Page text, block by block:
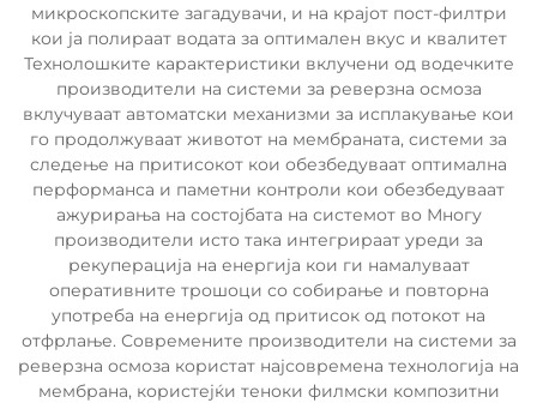
микроскопските загадувачи, и на крајот пост-филтри
кои ја полираат водата за оптимален вкус и квалитет
Технолошките карактеристики вклучени од водечките
производители на системи за реверзна осмоза
вклучуваат автоматски механизми за исплакување кои
го продолжуваат животот на мембраната, системи за
следење на притисокот кои обезбедуваат оптимална
перформанса и паметни контроли кои обезбедуваат
ажурирања на состојбата на системот во Многу
производители исто така интегрираат уреди за
рекуперација на енергија кои ги намалуваат
оперативните трошоци со собирање и повторна
употреба на енергија од притисок од потокот на
отфрлање. Современите производители на системи за
реверзна осмоза користат најсовремена технологија на
мембрана, користејќи теноки филмски композитни